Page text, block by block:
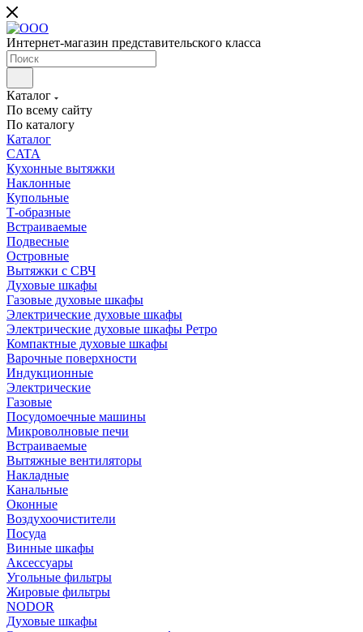
Интернет-магазин представительского класса
Каталог
По всему сайту
По каталогу
Каталог
CATA
Кухонные вытяжки
Наклонные
Купольные
Т-образные
Встраиваемые
Подвесные
Островные
Вытяжки с СВЧ
Духовые шкафы
Газовые духовые шкафы
Электрические духовые шкафы
Электрические духовые шкафы Ретро
Компактные духовые шкафы
Варочные поверхности
Индукционные
Электрические
Газовые
Посудомоечные машины
Микроволновые печи
Встраиваемые
Вытяжные вентиляторы
Накладные
Канальные
Оконные
Воздухоочистители
Посуда
Винные шкафы
Аксессуары
Угольные фильтры
Жировые фильтры
NODOR
Духовые шкафы